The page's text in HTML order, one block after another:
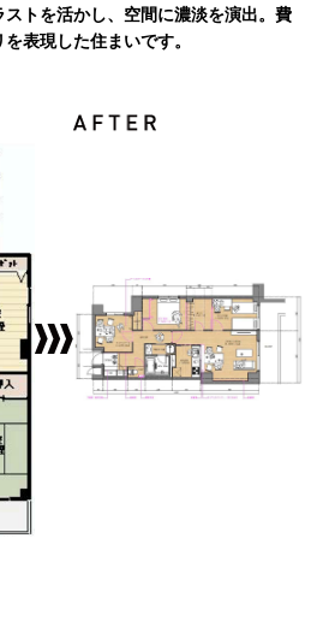
トを活かし、空間に濃淡を演出。費
表現した住まいです。